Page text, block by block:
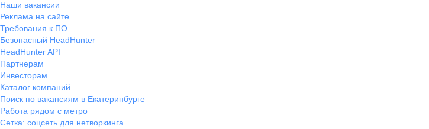
Наши вакансии
Реклама на сайте
Требования к ПО
Безопасный HeadHunter
HeadHunter API
Партнерам
Инвесторам
Каталог компаний
Поиск по вакансиям в Екатеринбурге
Работа рядом с метро
Сетка: соцсеть для нетворкинга